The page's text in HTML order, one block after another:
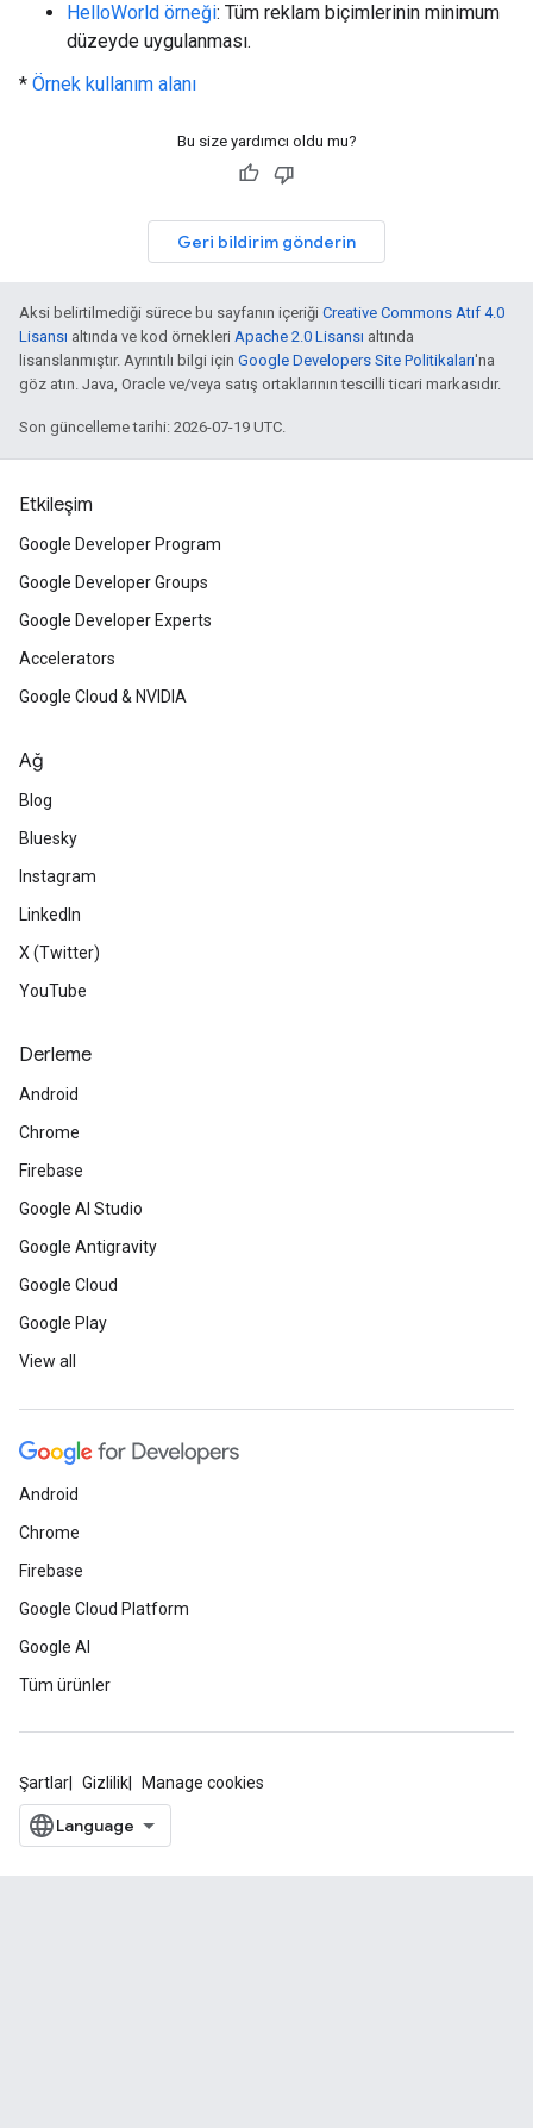
HelloWorld örneği: Tüm reklam biçimlerinin minimum
düzeyde uygulanması.
* Örnek kullanım alanı
Bu size yardımcı oldu mu?
Geri bildirim gönderin
Aksi belirtilmediği sürece bu sayfanın içeriği Creative Commons Atıf 4.0
Lisansı altında ve kod örnekleri Apache 2.0 Lisansı altında
lisanslanmıştır. Ayrıntılı bilgi için Google Developers Site Politikaları'na
göz atın. Java, Oracle ve/veya satış ortaklarının tescilli ticari markasıdır.
Son güncelleme tarihi: 2026-07-19 UTC.
Etkileşim
Google Developer Program
Google Developer Groups
Google Developer Experts
Accelerators
Google Cloud & NVIDIA
Ağ
Blog
Bluesky
Instagram
LinkedIn
X (Twitter)
YouTube
Derleme
Android
Chrome
Firebase
Google AI Studio
Google Antigravity
Google Cloud
Google Play
View all
Android
Chrome
Firebase
Google Cloud Platform
Google AI
Tüm ürünler
Şartlar Gizlilik Manage cookies